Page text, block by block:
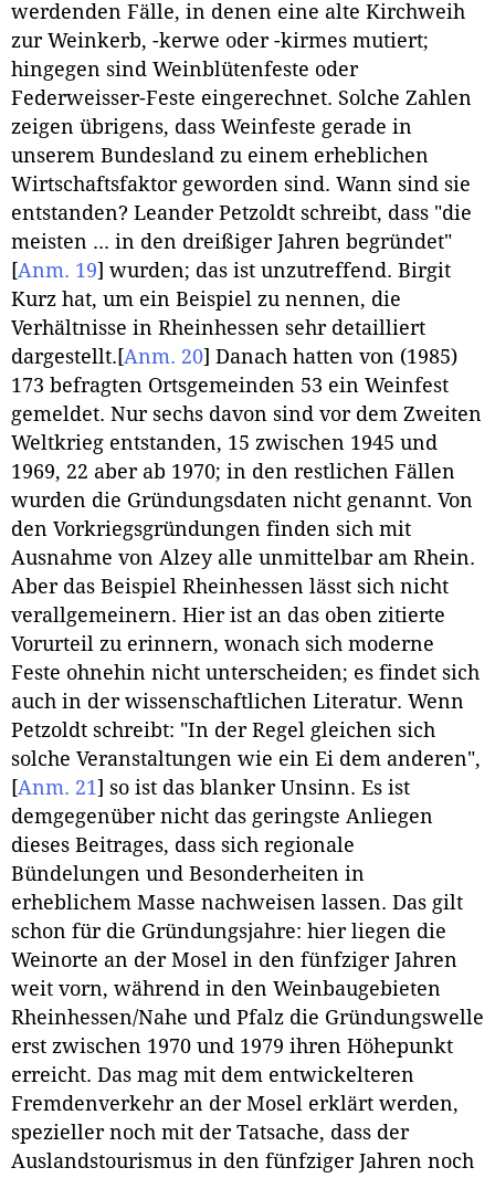
werdenden Fälle, in denen eine alte Kirchweih
zur Weinkerb, -kerwe oder -kirmes mutiert;
hingegen sind Weinblütenfeste oder
Federweisser-Feste eingerechnet. Solche Zahlen
zeigen übrigens, dass Weinfeste gerade in
unserem Bundesland zu einem erheblichen
Wirtschaftsfaktor geworden sind. Wann sind sie
entstanden? Leander Petzoldt schreibt, dass "die
meisten ... in den dreißiger Jahren begründet"
[Anm. 19] wurden; das ist unzutreffend. Birgit
Kurz hat, um ein Beispiel zu nennen, die
Verhältnisse in Rheinhessen sehr detailliert
dargestellt. [Anm. 20] Danach hatten von (1985)
173 befragten Ortsgemeinden 53 ein Weinfest
gemeldet. Nur sechs davon sind vor dem Zweiten
Weltkrieg entstanden, 15 zwischen 1945 und
1969, 22 aber ab 1970; in den restlichen Fällen
wurden die Gründungsdaten nicht genannt. Von
den Vorkriegsgründungen finden sich mit
Ausnahme von Alzey alle unmittelbar am Rhein.
Aber das Beispiel Rheinhessen lässt sich nicht
verallgemeinern. Hier ist an das oben zitierte
Vorurteil zu erinnern, wonach sich moderne
Feste ohnehin nicht unterscheiden; es findet sich
auch in der wissenschaftlichen Literatur. Wenn
Petzoldt schreibt: "In der Regel gleichen sich
solche Veranstaltungen wie ein Ei dem anderen",
[Anm. 21] so ist das blanker Unsinn. Es ist
demgegenüber nicht das geringste Anliegen
dieses Beitrages, dass sich regionale
Bündelungen und Besonderheiten in
erheblichem Masse nachweisen lassen. Das gilt
schon für die Gründungsjahre: hier liegen die
Weinorte an der Mosel in den fünfziger Jahren
weit vorn, während in den Weinbaugebieten
Rheinhessen/Nahe und Pfalz die Gründungswelle
erst zwischen 1970 und 1979 ihren Höhepunkt
erreicht. Das mag mit dem entwickelteren
Fremdenverkehr an der Mosel erklärt werden,
spezieller noch mit der Tatsache, dass der
Auslandstourismus in den fünfziger Jahren noch